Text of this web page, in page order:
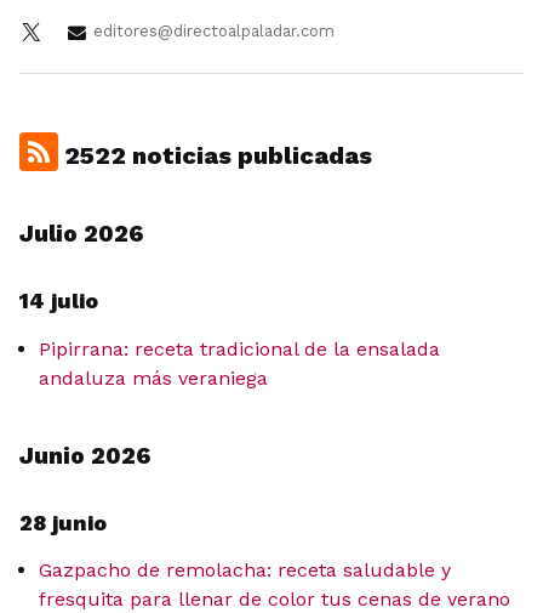
editores@directoalpaladar.com
2522 noticias publicadas
Julio 2026
14 julio
Pipirrana: receta tradicional de la ensalada
andaluza más veraniega
Junio 2026
28 junio
Gazpacho de remolacha: receta saludable y
fresquita para llenar de color tus cenas de verano